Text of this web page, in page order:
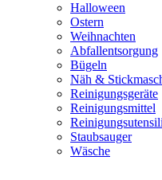
Halloween
Ostern
Weihnachten
Abfallentsorgung
Bügeln
Näh &
Reinigungsgeräte
Reinigungsmittel
Staubsauger
Wäsche